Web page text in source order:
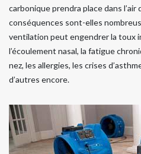
carbonique prendra place dans l’air
conséquences sont-elles
ventilation peut engendrer la toux
l’écoulement nasal, la fatigue
nez, les allergies, les crises
d’autres encore.